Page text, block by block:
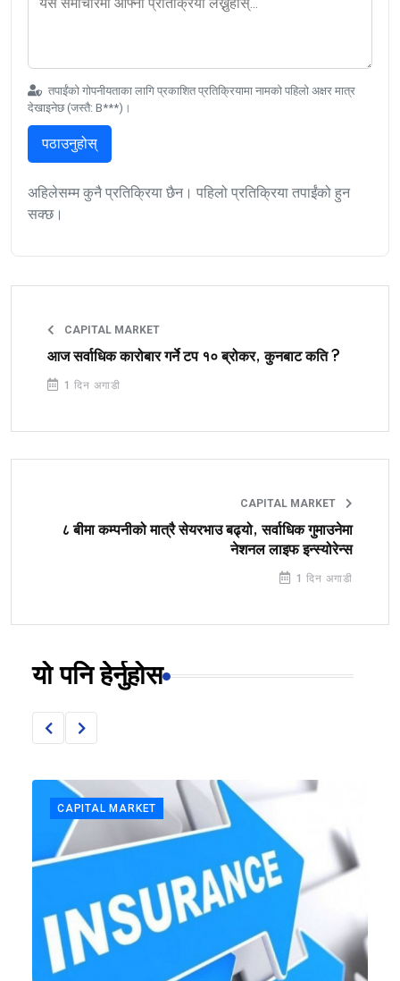
तपाईंको गोपनीयताका लागि प्रकाशित प्रतिक्रियामा नामको पहिलो अक्षर मात्र
देखाइनेछ (जस्तै: B***)।
पठाउनुहोस्
अहिलेसम्म कुनै प्रतिक्रिया छैन। पहिलो प्रतिक्रिया तपाईंको हुन
सक्छ।
CAPITAL MARKET
आज सर्वाधिक कारोबार गर्ने टप १० ब्रोकर, कुनबाट कति ?
1 दिन अगाडी
CAPITAL MARKET
८ बीमा कम्पनीको मात्रै सेयरभाउ बढ्यो, सर्वाधिक गुमाउनेमा
नेशनल लाइफ इन्स्योरेन्स
1 दिन अगाडी
यो पनि हेर्नुहोस
CAPITAL MARKET